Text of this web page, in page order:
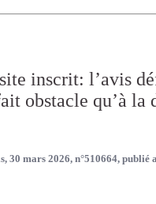
inscrit: l’avis
obstacle qu’à la
30 mars 2026, n°510664,